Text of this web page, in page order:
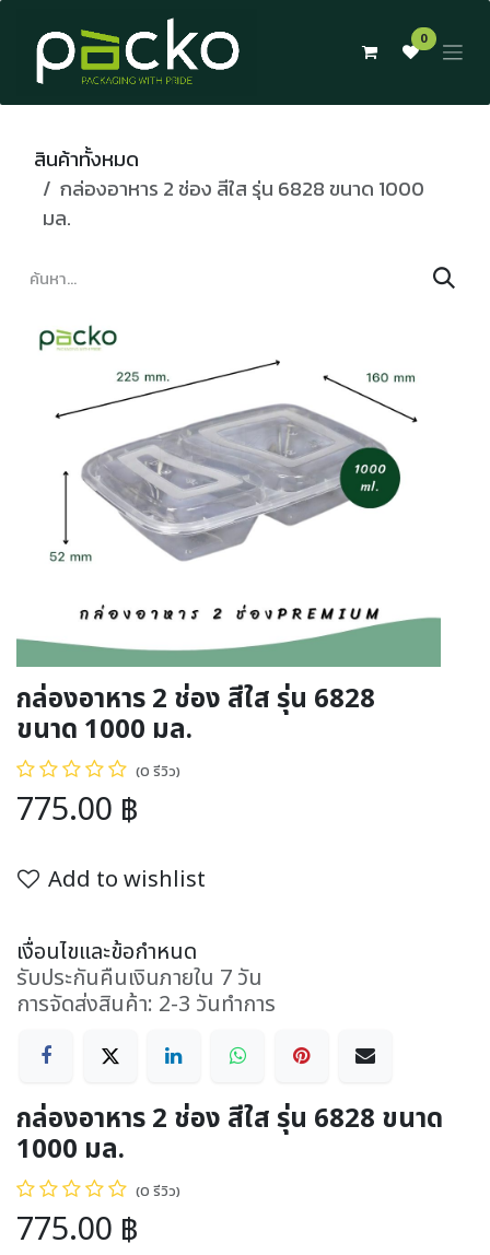
Skip to Content
0
สินค้าทั้งหมด
กล่องอาหาร 2 ช่อง สีใส รุ่น 6828 ขนาด 1000
มล.
กล่องอาหาร 2 ช่อง สีใส รุ่น 6828
ขนาด 1000 มล.
(0 รีวิว)
775.00 ฿
Add to wishlist
เงื่อนไขและข้อกำหนด
รับประกันคืนเงินภายใน 7 วัน
การจัดส่งสินค้า: 2-3 วันทำการ
กล่องอาหาร 2 ช่อง สีใส รุ่น 6828 ขนาด
1000 มล.
(0 รีวิว)
775.00 ฿